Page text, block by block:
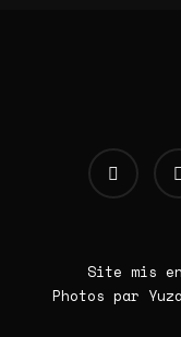
Site mis
Photos par